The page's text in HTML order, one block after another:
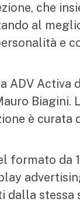
che
al
e
Activa
Biagini.
è curata
formato da
stessa